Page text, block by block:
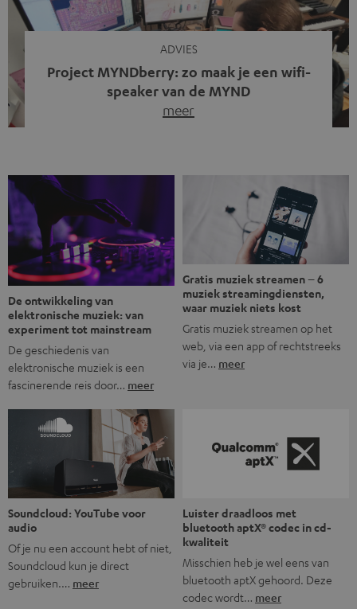
zelfs tijdens videogesprekken dragen steeds meer
mensen weer oordopjes met een kabel. De angst voor
kabels is niet verdwenen. Maar wat op het eerste […]
ADVIES
Project MYNDberry: zo maak je een wifi-
speaker van de MYND
meer
verder ontwikkelt. In vele uren na werktijd heeft het
team samen gewerkt om de MYND uit te breiden met de
mogelijkheid om via wifi te streamen. […]
De ontwikkeling van
elektronische muziek: van
experiment tot mainstream
De geschiedenis van
elektronische muziek is een
fascinerende reis door… meer
Gratis muziek streamen – 6
muziek streamingdiensten,
waar muziek niets kost
Gratis muziek streamen op het
web, via een app of rechtstreeks
via je… meer
Soundcloud: YouTube voor
audio
Of je nu een account hebt of niet,
Soundcloud kun je direct
gebruiken.… meer
Luister draadloos met
bluetooth aptX® codec in cd-
kwaliteit
Misschien heb je wel eens van
bluetooth aptX gehoord. Deze
codec wordt… meer